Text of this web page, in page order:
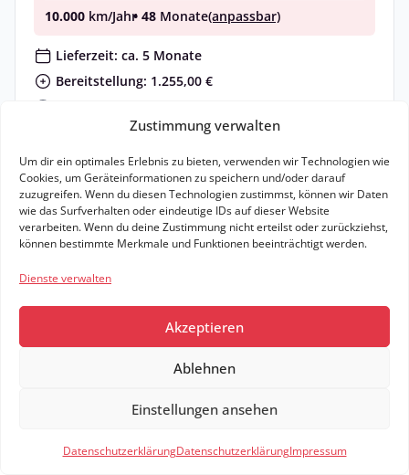
Zustimmung verwalten
Um dir ein optimales Erlebnis zu bieten, verwenden wir Technologien wie
Cookies, um Geräteinformationen zu speichern und/oder darauf
zuzugreifen. Wenn du diesen Technologien zustimmst, können wir Daten
wie das Surfverhalten oder eindeutige IDs auf dieser Website
verarbeiten. Wenn du deine Zustimmung nicht erteilst oder zurückziehst,
können bestimmte Merkmale und Funktionen beeinträchtigt werden.
Dienste verwalten
Akzeptieren
Ablehnen
Einstellungen ansehen
DatenschutzerklärungDatenschutzerklärungImpressum
Filter
10.000 km/Jahr• 48 Monate(anpassbar)
Lieferzeit: ca. 5 Monate
Bereitstellung: 1.255,00 €
Wartung: 37,00 € mtl. optional
Kfz-Versicherung: 109,00 € mtl. optional
8-Fach Bereifung: 65,00 € mtl. optional
Leasing Details
B 3,0 l / 100km (komb.)*67 g CO₂ / km (komb.)*
1 weitere Angebote für dieses Fahrzeug